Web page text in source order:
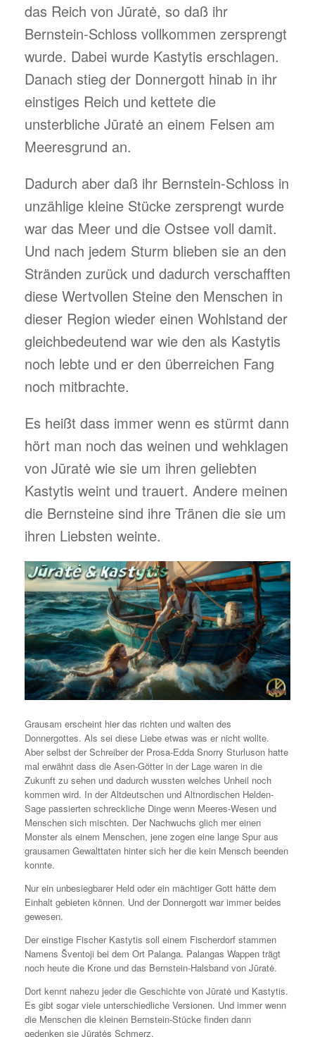
das Reich von Jūratė, so daß ihr
Bernstein-Schloss vollkommen zersprengt
wurde. Dabei wurde Kastytis erschlagen.
Danach stieg der Donnergott hinab in ihr
einstiges Reich und kettete die
unsterbliche Jūratė an einem Felsen am
Meeresgrund an.
Dadurch aber daß ihr Bernstein-Schloss in
unzählige kleine Stücke zersprengt wurde
war das Meer und die Ostsee voll damit.
Und nach jedem Sturm blieben sie an den
Stränden zurück und dadurch verschafften
diese Wertvollen Steine den Menschen in
dieser Region wieder einen Wohlstand der
gleichbedeutend war wie den als Kastytis
noch lebte und er den überreichen Fang
noch mitbrachte.
Es heißt dass immer wenn es stürmt dann
hört man noch das weinen und wehklagen
von Jūratė wie sie um ihren geliebten
Kastytis weint und trauert. Andere meinen
die Bernsteine sind ihre Tränen die sie um
ihren Liebsten weinte.
Grausam erscheint hier das richten und walten des
Donnergottes. Als sei diese Liebe etwas was er nicht wollte.
Aber selbst der Schreiber der Prosa-Edda Snorry Sturluson hatte
mal erwähnt dass die Asen-Götter in der Lage waren in die
Zukunft zu sehen und dadurch wussten welches Unheil noch
kommen wird. In der Altdeutschen und Altnordischen Helden-
Sage passierten schreckliche Dinge wenn Meeres-Wesen und
Menschen sich mischten. Der Nachwuchs glich mer einen
Monster als einem Menschen, jene zogen eine lange Spur aus
grausamen Gewalttaten hinter sich her die kein Mensch beenden
konnte.
Nur ein unbesiegbarer Held oder ein mächtiger Gott hätte dem
Einhalt gebieten können. Und der Donnergott war immer beides
gewesen.
Der einstige Fischer Kastytis soll einem Fischerdorf stammen
Namens Šventoji bei dem Ort Palanga. Palangas Wappen trägt
noch heute die Krone und das Bernstein-Halsband von Jūratė.
Dort kennt nahezu jeder die Geschichte von Jūratė und Kastytis.
Es gibt sogar viele unterschiedliche Versionen. Und immer wenn
die Menschen die kleinen Bernstein-Stücke finden dann
gedenken sie Jūratės Schmerz.